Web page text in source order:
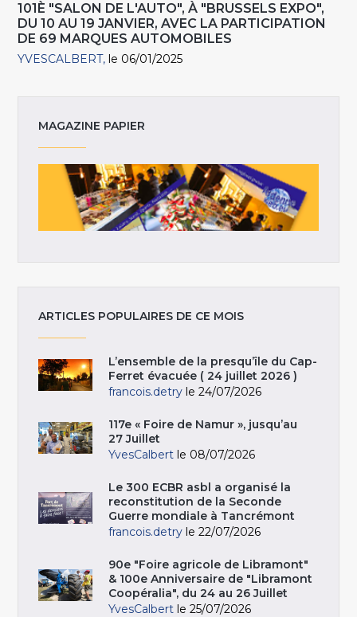
101È "SALON DE L'AUTO", À "BRUSSELS EXPO",
DU 10 AU 19 JANVIER, AVEC LA PARTICIPATION
DE 69 MARQUES AUTOMOBILES
YVESCALBERT le 06/01/2025
MAGAZINE PAPIER
ARTICLES POPULAIRES DE CE MOIS
L’ensemble de la presqu’île du Cap-
Ferret évacuée ( 24 juillet 2026 )
francois.detry le 24/07/2026
117e « Foire de Namur », jusqu’au
27 Juillet
YvesCalbert le 08/07/2026
Le 300 ECBR asbl a organisé la
reconstitution de la Seconde
Guerre mondiale à Tancrémont
francois.detry le 22/07/2026
90e "Foire agricole de Libramont"
& 100e Anniversaire de "Libramont
Coopéralia", du 24 au 26 Juillet
YvesCalbert le 25/07/2026